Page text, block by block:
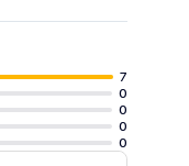
7
0
0
0
0